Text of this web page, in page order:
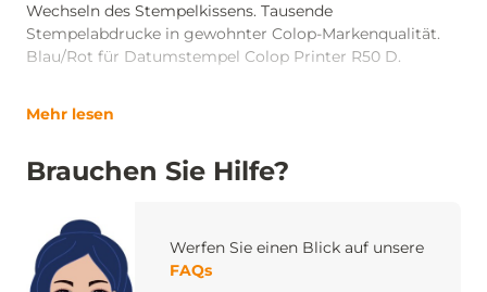
Wechseln des Stempelkissens. Tausende
Stempelabdrucke in gewohnter Colop-Markenqualität.
Blau/Rot für Datumstempel Colop Printer R50 D.
Mehr lesen
Brauchen Sie Hilfe?
Werfen Sie einen Blick auf unsere
FAQs